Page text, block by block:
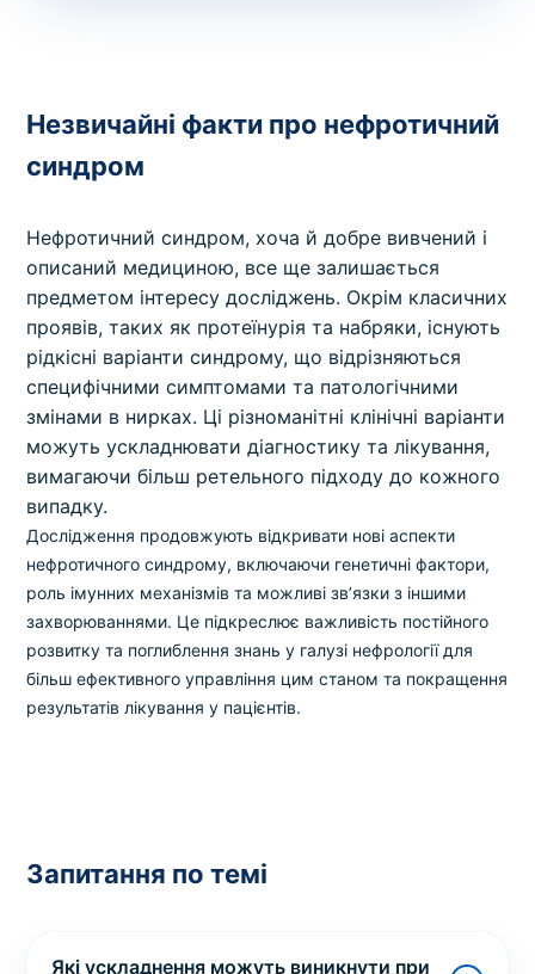
Незвичайні факти про нефротичний
синдром
Нефротичний синдром, хоча й добре вивчений і
описаний медициною, все ще залишається
предметом інтересу досліджень. Окрім класичних
проявів, таких як протеїнурія та набряки, існують
рідкісні варіанти синдрому, що відрізняються
специфічними симптомами та патологічними
змінами в нирках. Ці різноманітні клінічні варіанти
можуть ускладнювати діагностику та лікування,
вимагаючи більш ретельного підходу до кожного
випадку.
Дослідження продовжують відкривати нові аспекти
нефротичного синдрому, включаючи генетичні фактори,
роль імунних механізмів та можливі зв’язки з іншими
захворюваннями. Це підкреслює важливість постійного
розвитку та поглиблення знань у галузі нефрології для
більш ефективного управління цим станом та покращення
результатів лікування у пацієнтів.
Запитання по темі
Які ускладнення можуть виникнути при